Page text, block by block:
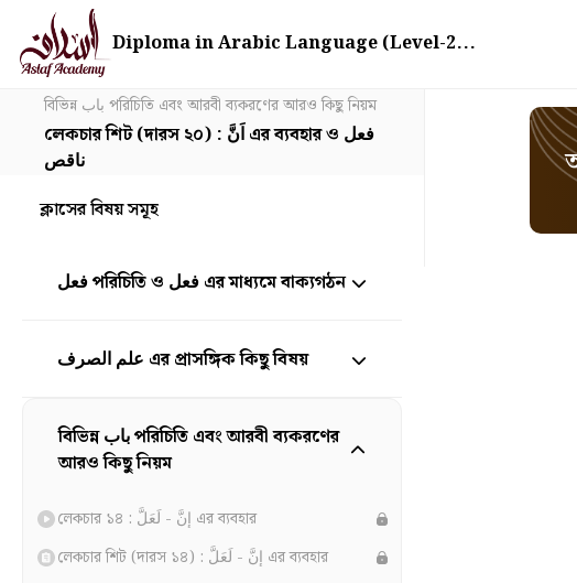
Diploma in Arabic Language (Level-2...
বিভিন্ন باب পরিচিতি এবং আরবী ব্যকরণের আরও কিছু নিয়ম
লেকচার শিট (দারস ২০) : اَنَّ এর ব্যবহার ও فعل
ناقص
ক্লাসের বিষয় সমূহ
فعل পরিচিতি ও فعل এর মাধ্যমে বাক্যগঠন
علم الصرف এর প্রাসঙ্গিক কিছু বিষয়
বিভিন্ন باب পরিচিতি এবং আরবী ব্যকরণের
আরও কিছু নিয়ম
লেকচার ১৪ : إنَّ - لَعَلَّ এর ব্যবহার
লেকচার শিট (দারস ১৪) : إنَّ - لَعَلَّ এর ব্যবহার